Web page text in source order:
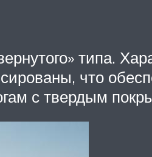
типа.
что
с твердым